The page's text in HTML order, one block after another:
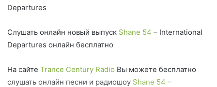
Departures
Слушать онлайн новый выпуск Shane 54 – International
Departures онлайн бесплатно
На сайте Trance Century Radio Вы можете бесплатно
слушать онлайн песни и радиошоу Shane 54 –